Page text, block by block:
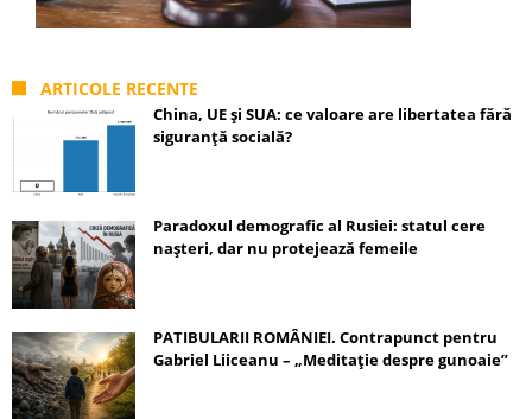
ARTICOLE RECENTE
China, UE și SUA: ce valoare are libertatea fără
siguranță socială?
Paradoxul demografic al Rusiei: statul cere
nașteri, dar nu protejează femeile
PATIBULARII ROMÂNIEI. Contrapunct pentru
Gabriel Liiceanu – „Meditație despre gunoaie”